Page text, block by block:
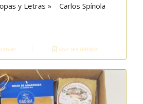
y Letras » – Carlos Spínola
Voir les détails